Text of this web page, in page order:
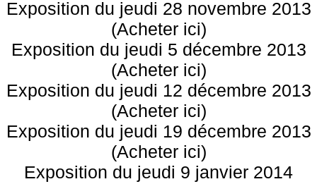
Exposition du jeudi 28 novembre 2013
(Acheter ici)
Exposition du jeudi 5 décembre 2013
(Acheter ici)
Exposition du jeudi 12 décembre 2013
(Acheter ici)
Exposition du jeudi 19 décembre 2013
(Acheter ici)
Exposition du jeudi 9 janvier 2014